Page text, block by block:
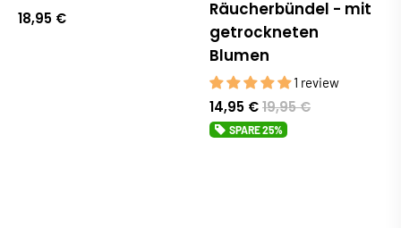
18,95 €
Räucherbündel - mit
getrockneten
Blumen
1 review
19,95 €
14,95 €
SPARE25%